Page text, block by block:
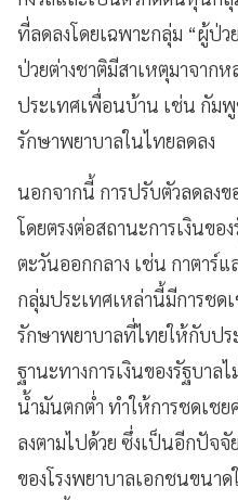
ที่ลดลงโดยเฉพาะกลุ่ม “ผู้ป่ว
ป่วยต่างชาติมีสาเหตุมาจาก
ประเทศเพื่อนบ้าน เช่น กัม
รักษาพยาบาลในไทยลดลง
นอกจากนี้ การปรับตัวลดลง
โดยตรงต่อสถานะการเงินขอ
ตะวันออกกลาง เช่น กาตาร์
กลุ่มประเทศเหล่านี้มีการชด
รักษาพยาบาลที่ไทยให้กับป
ฐานะทางการเงินของรัฐบาลไ
น้ำมันตกต่ำ ทำให้การชดเชย
ลงตามไปด้วย ซึ่งเป็นอีกปัจ
ของโรงพยาบาลเอกชนขนา